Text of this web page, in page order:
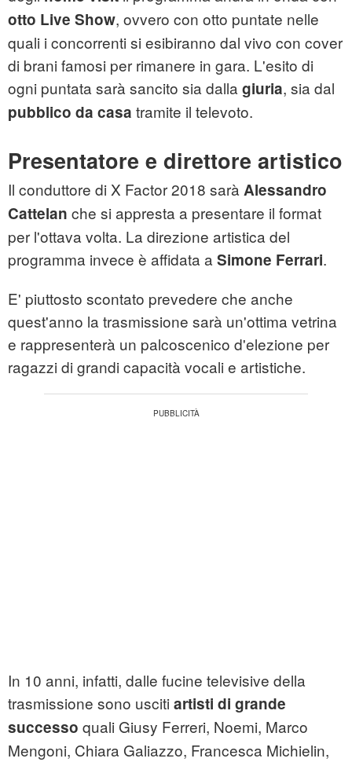
otto Live Show, ovvero con otto puntate nelle
quali i concorrenti si esibiranno dal vivo con cover
di brani famosi per rimanere in gara. L'esito di
ogni puntata sarà sancito sia dalla giuria, sia dal
pubblico da casa tramite il televoto.
Presentatore e direttore artistico
Il conduttore di X Factor 2018 sarà Alessandro
Cattelan che si appresta a presentare il format
per l'ottava volta. La direzione artistica del
programma invece è affidata a Simone Ferrari.
E' piuttosto scontato prevedere che anche
quest'anno la trasmissione sarà un'ottima vetrina
e rappresenterà un palcoscenico d'elezione per
ragazzi di grandi capacità vocali e artistiche.
In 10 anni, infatti, dalle fucine televisive della
trasmissione sono usciti artisti di grande
successo quali Giusy Ferreri, Noemi, Marco
Mengoni, Chiara Galiazzo, Francesca Michielin,